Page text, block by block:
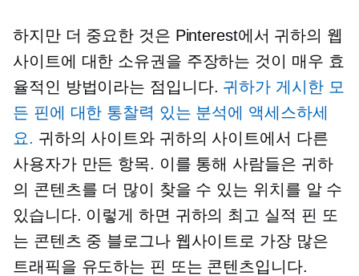
하지만 더 중요한 것은 Pinterest에서 귀하의 웹
사이트에 대한 소유권을 주장하는 것이 매우 효
율적인 방법이라는 점입니다. 귀하가 게시한 모
든 핀에 대한 통찰력 있는 분석에 액세스하세
요. 귀하의 사이트와 귀하의 사이트에서 다른
사용자가 만든 항목. 이를 통해 사람들은 귀하
의 콘텐츠를 더 많이 찾을 수 있는 위치를 알 수
있습니다. 이렇게 하면 귀하의 최고 실적 핀 또
는 콘텐츠 중 블로그나 웹사이트로 가장 많은
트래픽을 유도하는 핀 또는 콘텐츠입니다.